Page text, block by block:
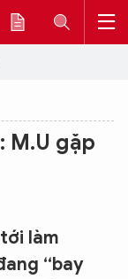
M.U gặp
làm
“bay